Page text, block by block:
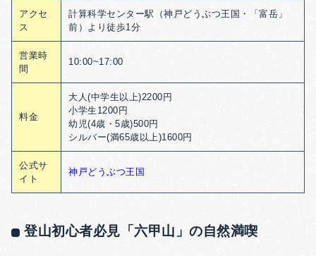
アクセ
ス
計算科学センター駅（神戸どうぶつ王国・「富岳」
前）より徒歩1分
営業時
間
10:00~17:00
料金
大人(中学生以上)2200円
小学生1200円
幼児(4歳・5歳)500円
シルバー(満65歳以上)1600円
公式サ
イト
神戸どうぶつ王国
登山初心者必見「六甲山」の自然満喫